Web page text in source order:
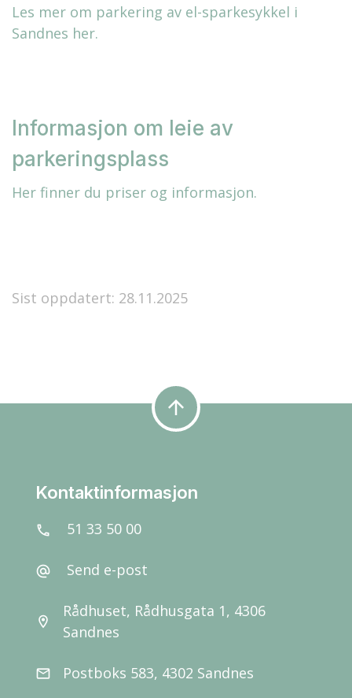
Les mer om parkering av el-sparkesykkel i
Sandnes her.
Informasjon om leie av
parkeringsplass
Her finner du priser og informasjon.
Sist oppdatert: 28.11.2025
arrow_upward
Kontaktinformasjon
call 51 33 50 00
alternate_email Send e-post
location_on
Rådhuset, Rådhusgata 1, 4306
Sandnes
email Postboks 583, 4302 Sandnes